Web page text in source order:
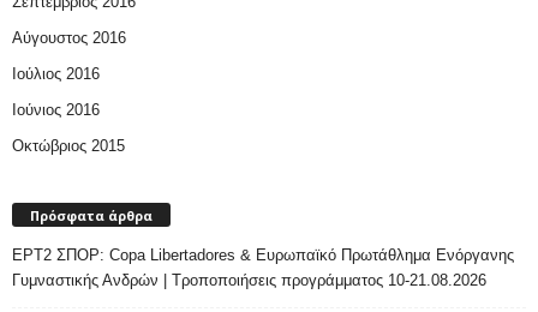
Αύγουστος 2016
Ιούλιος 2016
Ιούνιος 2016
Οκτώβριος 2015
Πρόσφατα άρθρα
ΕΡΤ2 ΣΠΟΡ: Copa Libertadores & Ευρωπαϊκό Πρωτάθλημα Ενόργανης
Γυμναστικής Ανδρών | Τροποποιήσεις προγράμματος 10-21.08.2026